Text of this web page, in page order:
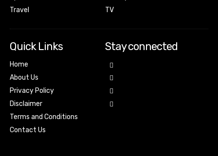
Travel
TV
Quick Links
Home
About Us
Privacy Policy
Disclaimer
Terms and Conditions
Contact Us
Stay connected